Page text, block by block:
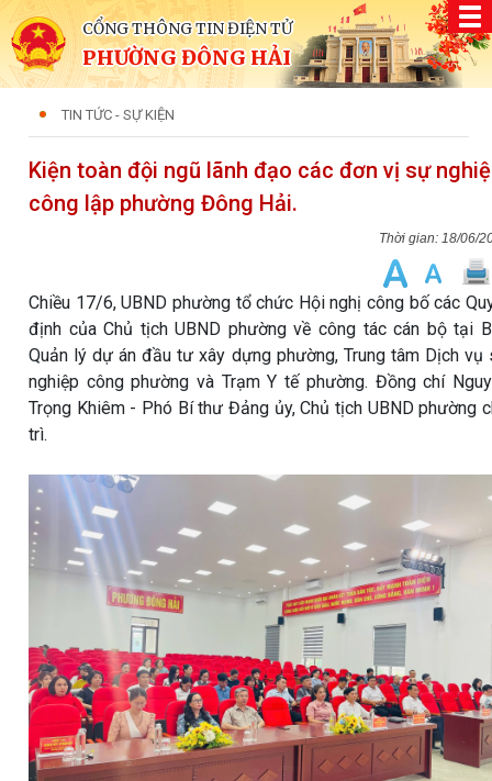
CỔNG THÔNG TIN ĐIỆN TỬ
PHƯỜNG ĐÔNG HẢI
TIN TỨC - SỰ KIỆN
Kiện toàn đội ngũ lãnh đạo các đơn vị sự
công lập phường Đông Hải.
18/06/
Chiều 17/6, UBND phường tổ chức Hội nghị công bố các
định của Chủ tịch UBND phường về công tác cán bộ tại
Quản lý dự án đầu tư xây dựng phường, Trung tâm Dịch vụ
nghiệp công phường và Trạm Y tế phường. Đồng chí
Trọng Khiêm - Phó Bí thư Đảng ủy, Chủ tịch UBND phường
trì.